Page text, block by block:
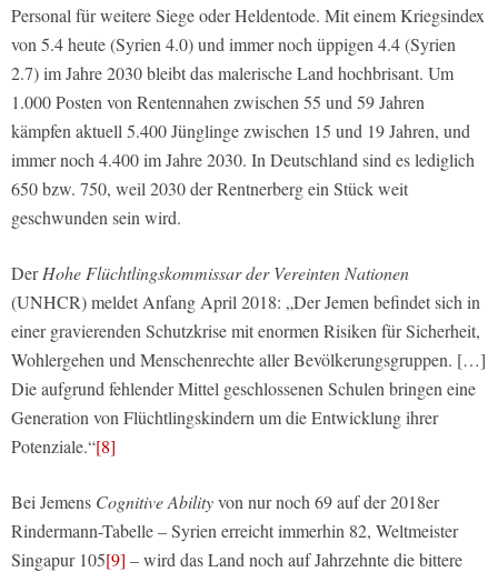
Personal für weitere Siege oder Heldentode. Mit einem Kriegsindex
von 5.4 heute (Syrien 4.0) und immer noch üppigen 4.4 (Syrien
2.7) im Jahre 2030 bleibt das malerische Land hochbrisant. Um
1.000 Posten von Rentennahen zwischen 55 und 59 Jahren
kämpfen aktuell 5.400 Jünglinge zwischen 15 und 19 Jahren, und
immer noch 4.400 im Jahre 2030. In Deutschland sind es lediglich
650 bzw. 750, weil 2030 der Rentnerberg ein Stück weit
geschwunden sein wird.
DerHohe Flüchtlingskommissar der Vereinten Nationen
(UNHCR) meldet Anfang April 2018: „Der Jemen befindet sich in
einer gravierenden Schutzkrise mit enormen Risiken für Sicherheit,
Wohlergehen und Menschenrechte aller Bevölkerungsgruppen. […]
Die aufgrund fehlender Mittel geschlossenen Schulen bringen eine
Generation von Flüchtlingskindern um die Entwicklung ihrer
Potenziale.“[8]
Bei Jemens Cognitive Abilityvon nur noch 69 auf der 2018er
Rindermann-Tabelle – Syrien erreicht immerhin 82, Weltmeister
Singapur 105[9] – wird das Land noch auf Jahrzehnte die bittere